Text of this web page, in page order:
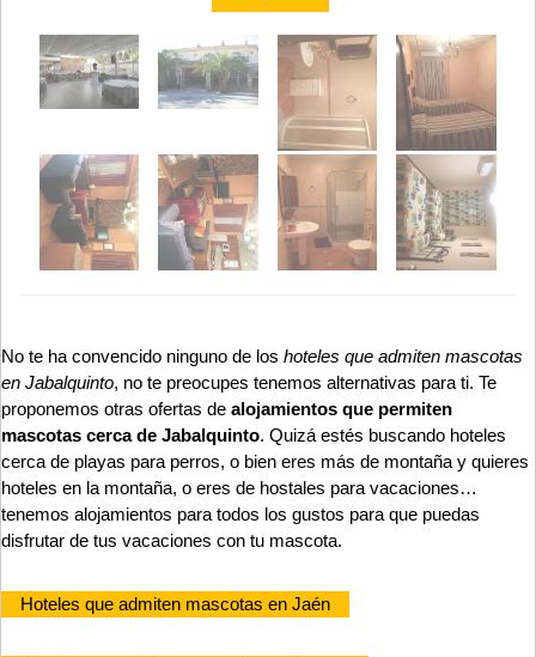
No te ha convencido ninguno de los hoteles que admiten mascotas
en Jabalquinto, no te preocupes tenemos alternativas para ti. Te
proponemos otras ofertas de alojamientos que permiten
mascotas cerca de Jabalquinto. Quizá estés buscando hoteles
cerca de playas para perros, o bien eres más de montaña y quieres
hoteles en la montaña, o eres de hostales para vacaciones…
tenemos alojamientos para todos los gustos para que puedas
disfrutar de tus vacaciones con tu mascota.
Hoteles que admiten mascotas en Jaén